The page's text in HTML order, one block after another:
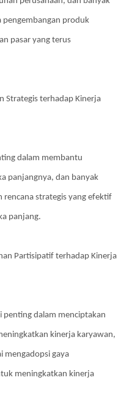
pengembangan produk
pasar yang terus
Strategis terhadap Kinerja
dalam membantu
panjangnya, dan banyak
rencana strategis yang efektif
panjang.
Partisipatif terhadap Kinerja
dalam menciptakan
kinerja karyawan,
mengadopsi gaya
meningkatkan kinerja